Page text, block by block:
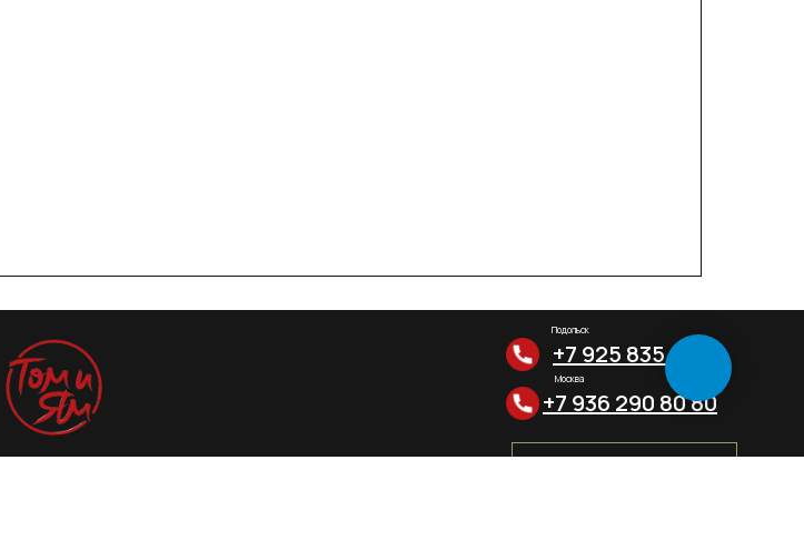
Все права защищены
+7 925 835 04 19
+7 936 290 80 80
Москва
Подольск